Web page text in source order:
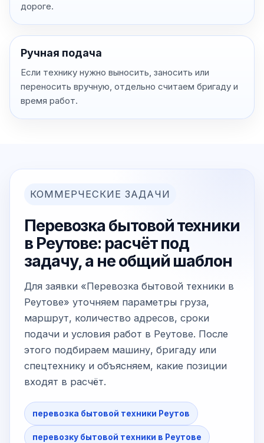
дороге.
Ручная подача
Если технику нужно выносить, заносить или
переносить вручную, отдельно считаем бригаду и
время работ.
КОММЕРЧЕСКИЕ ЗАДАЧИ
Перевозка бытовой техники
в Реутове: расчёт под
задачу, а не общий шаблон
Для заявки «Перевозка бытовой техники в
Реутове» уточняем параметры груза,
маршрут, количество адресов, сроки
подачи и условия работ в Реутове. После
этого подбираем машину, бригаду или
спецтехнику и объясняем, какие позиции
входят в расчёт.
перевозка бытовой техники Реутов
перевозку бытовой техники в Реутове